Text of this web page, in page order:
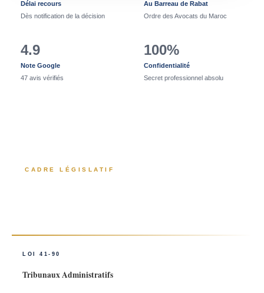
Délai recours
Dès notification de la décision
Au Barreau de Rabat
Ordre des Avocats du Maroc
4.9
Note Google
47 avis vérifiés
100%
Confidentialité
Secret professionnel absolu
CADRE LÉGISLATIF
LOI 41-90
Tribunaux Administratifs